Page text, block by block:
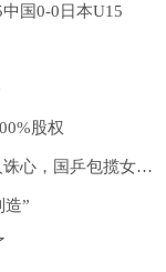
国0-0日本U15
股权
3-1！伊藤状态出色仍被逆转，王艺迪杀人诛心，国乒包揽女单四强
造”